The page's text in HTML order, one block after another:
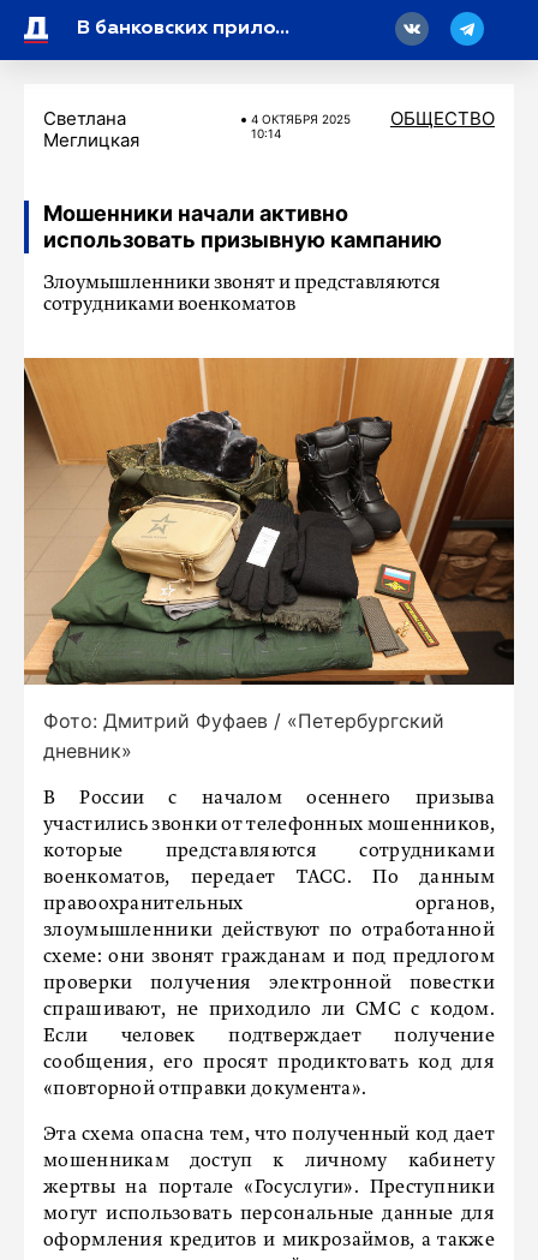
В банковских приложениях появилась «тревожная кнопка» против мошенников
Светлана
Меглицкая
4 ОКТЯБРЯ 2025
10:14
ОБЩЕСТВО
Мошенники начали активно
использовать призывную кампанию
Злоумышленники звонят и представляются
сотрудниками военкоматов
Фото: Дмитрий Фуфаев / «Петербургский
дневник»
В России с началом осеннего призыва
участились звонки от телефонных мошенников,
которые представляются сотрудниками
военкоматов, передает ТАСС. По данным
правоохранительных органов,
злоумышленники действуют по отработанной
схеме: они звонят гражданам и под предлогом
проверки получения электронной повестки
спрашивают, не приходило ли СМС с кодом.
Если человек подтверждает получение
сообщения, его просят продиктовать код для
«повторной отправки документа».
Эта схема опасна тем, что полученный код дает
мошенникам доступ к личному кабинету
жертвы на портале «Госуслуги». Преступники
могут использовать персональные данные для
оформления кредитов и микрозаймов, а также